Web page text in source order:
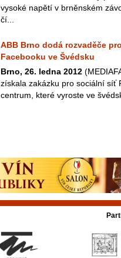
vysoké napětí v brněnském
čí...
ABB Brno dodá rozvaděče
Facebooku ve Švédsku
Brno, 26. ledna 2012
získala zakázku pro sociální síť
centrum, které vyroste ve